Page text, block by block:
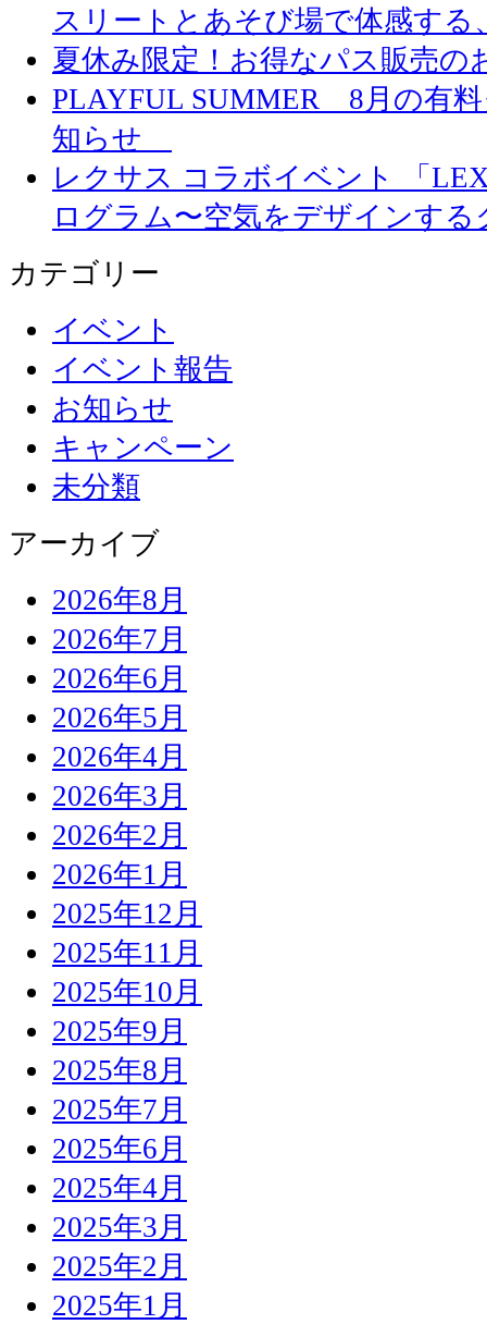
スリートとあそび場で体感する
夏休み限定！お得なパス販売の
PLAYFUL SUMMER 8月の有
知らせ
レクサス コラボイベント 「
ログラム〜空気をデザインす
カテゴリー
イベント
イベント報告
お知らせ
キャンペーン
未分類
アーカイブ
2026年8月
2026年7月
2026年6月
2026年5月
2026年4月
2026年3月
2026年2月
2026年1月
2025年12月
2025年11月
2025年10月
2025年9月
2025年8月
2025年7月
2025年6月
2025年4月
2025年3月
2025年2月
2025年1月